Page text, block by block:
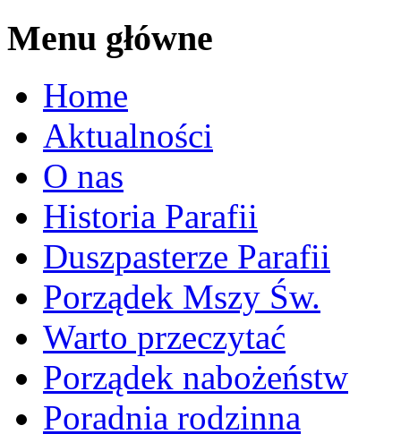
Menu główne
Home
Aktualności
O nas
Historia Parafii
Duszpasterze Parafii
Porządek Mszy Św.
Warto przeczytać
Porządek nabożeństw
Poradnia rodzinna